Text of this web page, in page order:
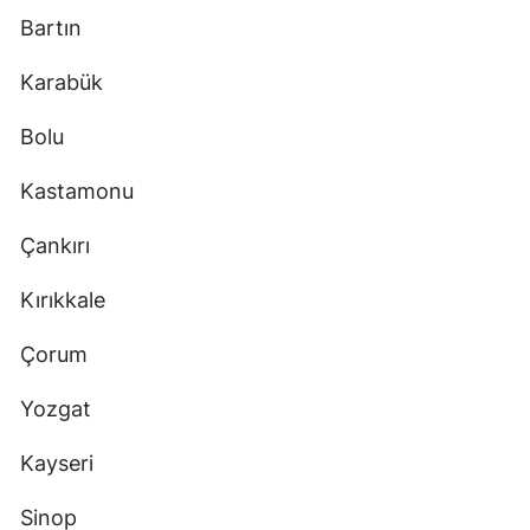
Bartın
Karabük
Bolu
Kastamonu
Çankırı
Kırıkkale
Çorum
Yozgat
Kayseri
Sinop